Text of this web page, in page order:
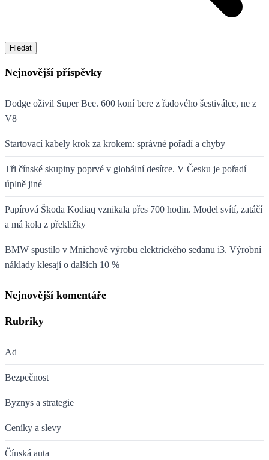
Hledat
Nejnovější příspěvky
Dodge oživil Super Bee. 600 koní bere z řadového šestiválce, ne z
V8
Startovací kabely krok za krokem: správné pořadí a chyby
Tři čínské skupiny poprvé v globální desítce. V Česku je pořadí
úplně jiné
Papírová Škoda Kodiaq vznikala přes 700 hodin. Model svítí, zatáčí
a má kola z překližky
BMW spustilo v Mnichově výrobu elektrického sedanu i3. Výrobní
náklady klesají o dalších 10 %
Nejnovější komentáře
Rubriky
Ad
Bezpečnost
Byznys a strategie
Ceníky a slevy
Čínská auta